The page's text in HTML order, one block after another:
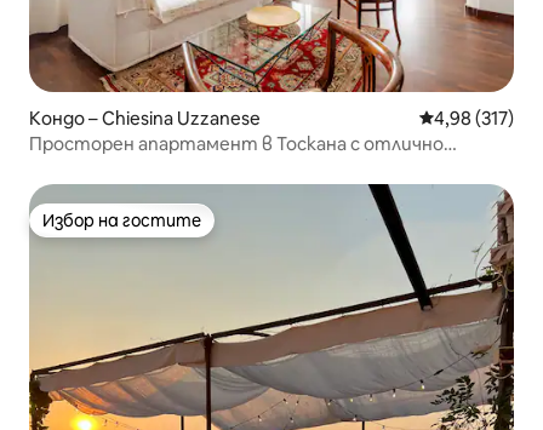
Кондо – Chiesina Uzzanese Средна
4,98 (317)
Просторен апартамент в Тоскана с отлично
Избор на гостите
Избор на гостите